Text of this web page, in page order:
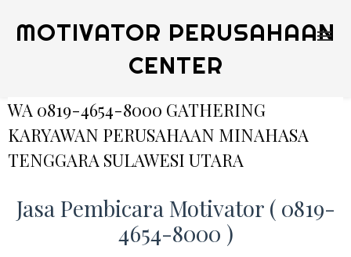
MOTIVATOR PERUSAHAAN
CENTER
WA 0819-4654-8000 GATHERING
KARYAWAN PERUSAHAAN MINAHASA
TENGGARA SULAWESI UTARA
Jasa Pembicara Motivator ( 0819-
4654-8000 )